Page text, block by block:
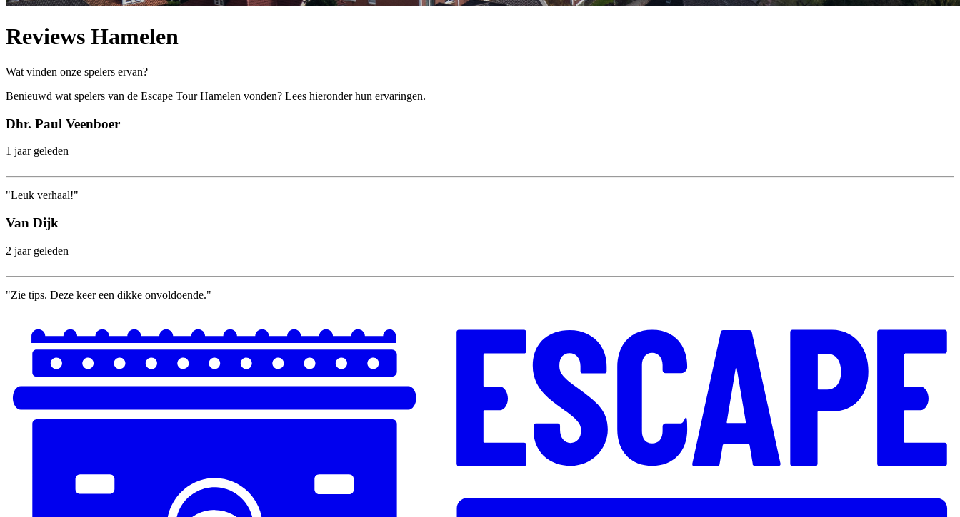
Reviews Hamelen
Wat vinden onze spelers ervan?
Benieuwd wat spelers van de Escape Tour Hamelen vonden? Lees hieronder hun ervaringen.
Dhr. Paul Veenboer
1 jaar geleden
"Leuk verhaal!"
Van Dijk
2 jaar geleden
"Zie tips. Deze keer een dikke onvoldoende."